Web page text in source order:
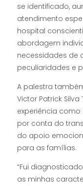
se identificado,
atendimento
hospital
abordagem
necessidades de
peculiaridades e
A palestra
Victor Patrick
experiência
por conta do
do apoio
para as famílias.
“Fui
as minhas